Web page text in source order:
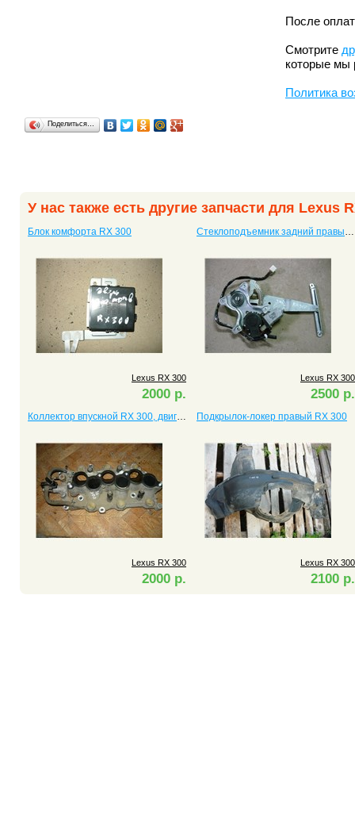
После
Смотрите
которые мы
Политика
Поделиться…
У нас также есть другие запчасти для Lexus
Блок комфорта RX 300
Lexus RX 300
2000 р.
Стеклоподъемник задний правый RX 300
Lexus RX 300
2500 р.
Коллектор впускной RX 300, двигатель 1MZ
Lexus RX 300
2000 р.
Подкрылок-локер правый RX 300
Lexus RX 300
2100 р.